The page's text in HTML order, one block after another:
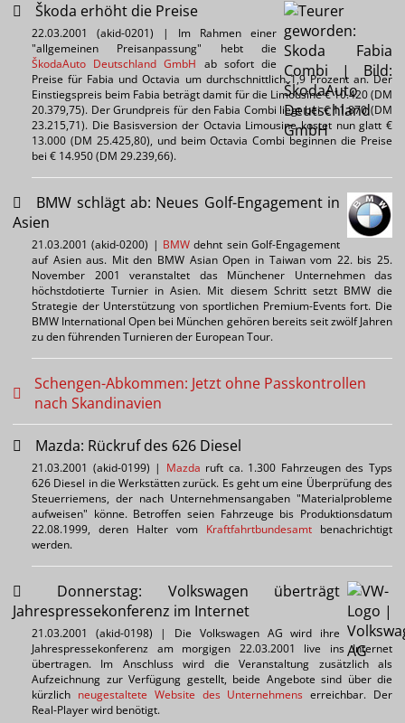
Škoda erhöht die Preise
22.03.2001 (akid-0201) | Im Rahmen einer
"allgemeinen Preisanpassung" hebt die
ŠkodaAuto Deutschland GmbH ab sofort die
Preise für Fabia und Octavia um durchschnittlich 1,9 Prozent an. Der
Einstiegspreis beim Fabia beträgt damit für die Limousine € 10.420 (DM
20.379,75). Der Grundpreis für den Fabia Combi liegt bei € 11.870 (DM
23.215,71). Die Basisversion der Octavia Limousine kostet nun glatt €
13.000 (DM 25.425,80), und beim Octavia Combi beginnen die Preise
bei € 14.950 (DM 29.239,66).
BMW schlägt ab: Neues Golf-Engagement in
Asien
21.03.2001 (akid-0200) | BMW dehnt sein Golf-Engagement
auf Asien aus. Mit den BMW Asian Open in Taiwan vom 22. bis 25.
November 2001 veranstaltet das Münchener Unternehmen das
höchstdotierte Turnier in Asien. Mit diesem Schritt setzt BMW die
Strategie der Unterstützung von sportlichen Premium-Events fort. Die
BMW International Open bei München gehören bereits seit zwölf Jahren
zu den führenden Turnieren der European Tour.
Schengen-Abkommen: Jetzt ohne Passkontrollen
nach Skandinavien
Mazda: Rückruf des 626 Diesel
21.03.2001 (akid-0199) | Mazda ruft ca. 1.300 Fahrzeugen des Typs
626 Diesel in die Werkstätten zurück. Es geht um eine Überprüfung des
Steuerriemens, der nach Unternehmensangaben "Materialprobleme
aufweisen" könne. Betroffen seien Fahrzeuge bis Produktionsdatum
22.08.1999, deren Halter vom Kraftfahrtbundesamt benachrichtigt
werden.
Donnerstag: Volkswagen überträgt
Jahrespressekonferenz im Internet
21.03.2001 (akid-0198) | Die Volkswagen AG wird ihre
Jahrespressekonferenz am morgigen 22.03.2001 live ins Internet
übertragen. Im Anschluss wird die Veranstaltung zusätzlich als
Aufzeichnung zur Verfügung gestellt, beide Angebote sind über die
kürzlich neugestaltete Website des Unternehmens erreichbar. Der
Real-Player wird benötigt.